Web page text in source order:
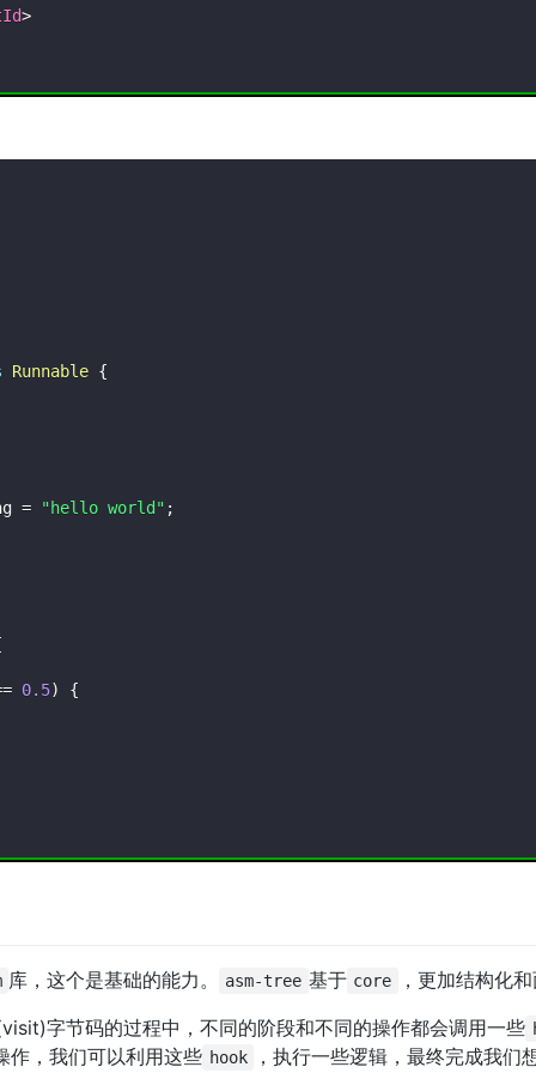
>
Runnable {
= "hello world" ;
0.5) {
库，这个是基础的能力。 asm-tree 基于 core
，更加结构化
字节码的过程中，不同的阶段和不同的操作都会调用一些
作，我们可以利用这些 hook ，执行一些逻辑，最终完成我们